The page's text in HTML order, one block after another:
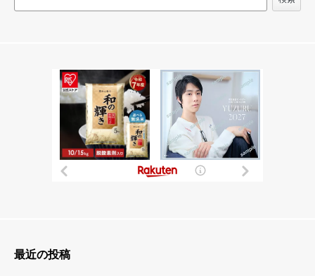
最近の投稿